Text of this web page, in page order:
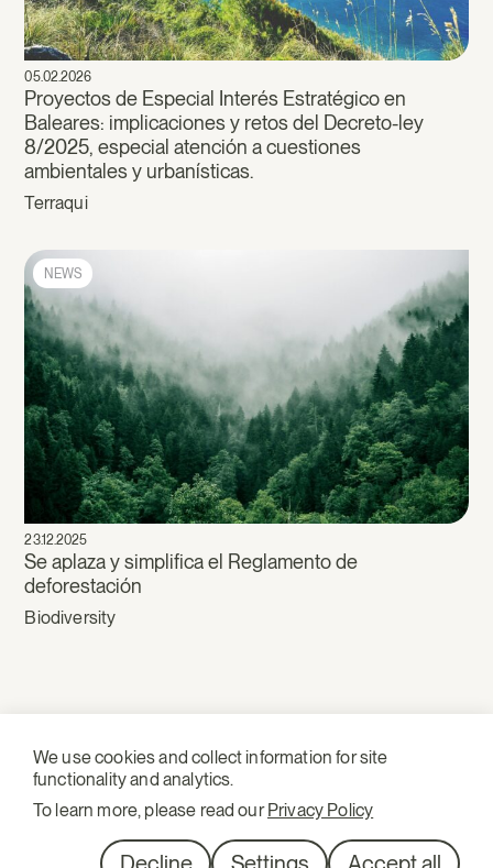
05.02.2026
Proyectos de Especial Interés Estratégico en
Baleares: implicaciones y retos del Decreto-ley
8/2025, especial atención a cuestiones
ambientales y urbanísticas.
Terraqui
NEWS
23.12.2025
Se aplaza y simplifica el Reglamento de
deforestación
Biodiversity
Discover our environmental law newsletter
Subscribe
We use cookies and collect information for site
functionality and analytics.
To learn more, please read ourPrivacy Policy